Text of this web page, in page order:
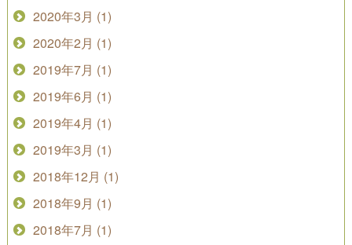
2020年3月 (1)
2020年2月 (1)
2019年7月 (1)
2019年6月 (1)
2019年4月 (1)
2019年3月 (1)
2018年12月 (1)
2018年9月 (1)
2018年7月 (1)